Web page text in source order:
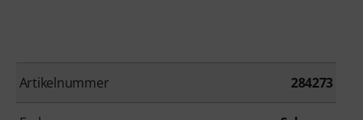
Artikelnummer 284273